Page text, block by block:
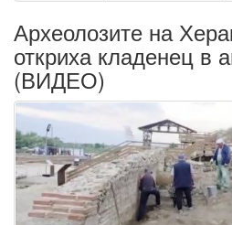
Археолозите на
откриха кладенец в
(ВИДЕО)